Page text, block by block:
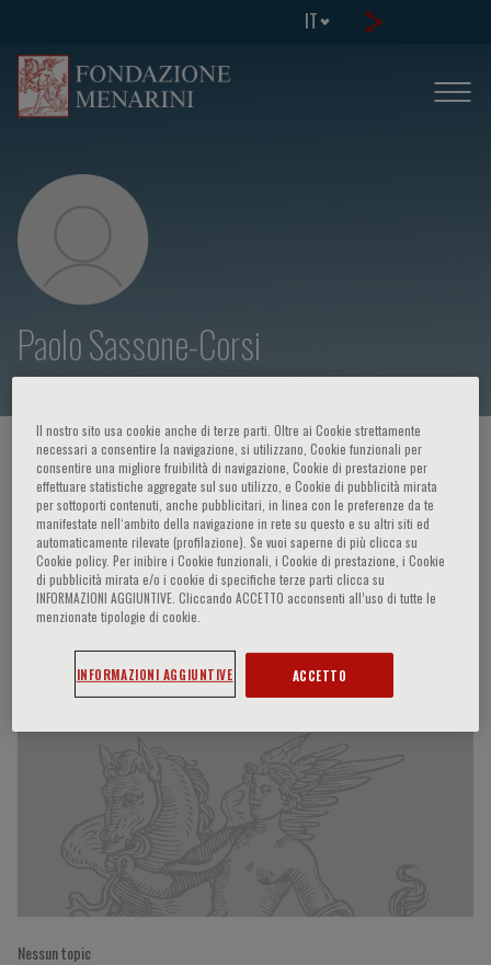
IT
Paolo Sassone-Corsi
HOME PAGE / CORSI ED EVENTI / RELATORE
Paolo Sassone-Corsi
Partecipazioni del relatore
Nessun topic
Il nostro sito usa cookie anche di terze parti. Oltre ai Cookie strettamente
necessari a consentire la navigazione, si utilizzano, Cookie funzionali per
consentire una migliore fruibilità di navigazione, Cookie di prestazione per
effettuare statistiche aggregate sul suo utilizzo, e Cookie di pubblicità mirata
per sottoporti contenuti, anche pubblicitari, in linea con le preferenze da te
manifestate nell‘ambito della navigazione in rete su questo e su altri siti ed
automaticamente rilevate (profilazione). Se vuoi saperne di più clicca su
Cookie policy. Per inibire i Cookie funzionali, i Cookie di prestazione, i Cookie
di pubblicità mirata e/o i cookie di specifiche terze parti clicca su
INFORMAZIONI AGGIUNTIVE. Cliccando ACCETTO acconsenti all’uso di tutte le
menzionate tipologie di cookie.
INFORMAZIONI AGGIUNTIVE ACCETTO